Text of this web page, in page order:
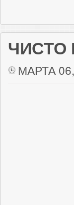
ЧИСТО
МАРТА